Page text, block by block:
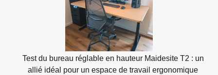
Test du bureau réglable en hauteur Maidesite T2 : un
allié idéal pour un espace de travail ergonomique